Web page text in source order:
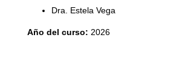
Dra. Estela Vega
COORDINADORA:
Año del curso: 2026